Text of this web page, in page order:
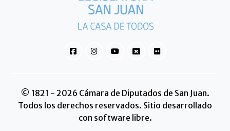
© 1821 - 2026 Cámara de Diputados de San Juan.
Todos los derechos reservados. Sitio desarrollado
con software libre.